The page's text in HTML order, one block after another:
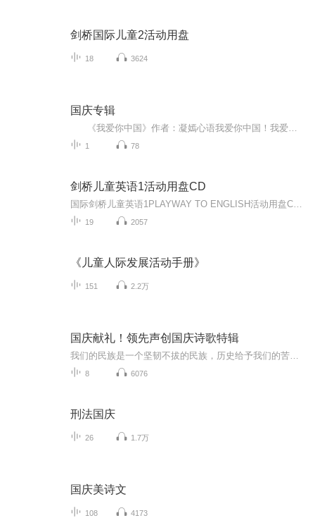
剑桥国际儿童2活动用盘
18 3624
国庆专辑
1 78
剑桥儿童英语1活动用盘CD
19 2057
《儿童人际发展活动手册》
151 2.2万
国庆献礼！领先声创国庆诗歌特辑
8 6076
刑法国庆
26 1.7万
国庆美诗文
108 4173